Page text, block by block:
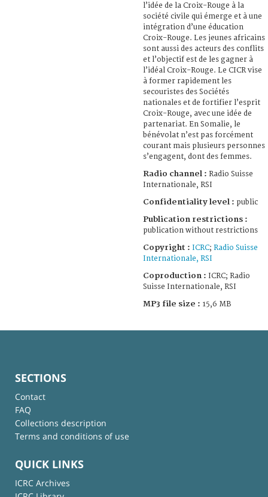
l’idée de la Croix-Rouge à la
société civile qui émerge et à une
intégration d’une éducation
Croix-Rouge. Les jeunes africains
sont aussi des acteurs des conflits
et l’objectif est de les gagner à
l’idéal Croix-Rouge. Le CICR vise
à former rapidement les
secouristes des Sociétés
nationales et de fortifier l’esprit
Croix-Rouge, avec une idée de
partenariat. En Somalie, le
bénévolat n’est pas forcément
courant mais plusieurs personnes
s’engagent, dont des femmes.
Radio channel : Radio Suisse
Internationale, RSI
Confidentiality level : public
Publication restrictions :
publication without restrictions
Copyright : ICRC; Radio Suisse
Internationale, RSI
Coproduction : ICRC; Radio
Suisse Internationale, RSI
MP3 file size : 15,6 MB
SECTIONS
Contact
FAQ
Collections description
Terms and conditions of use
QUICK LINKS
ICRC Archives